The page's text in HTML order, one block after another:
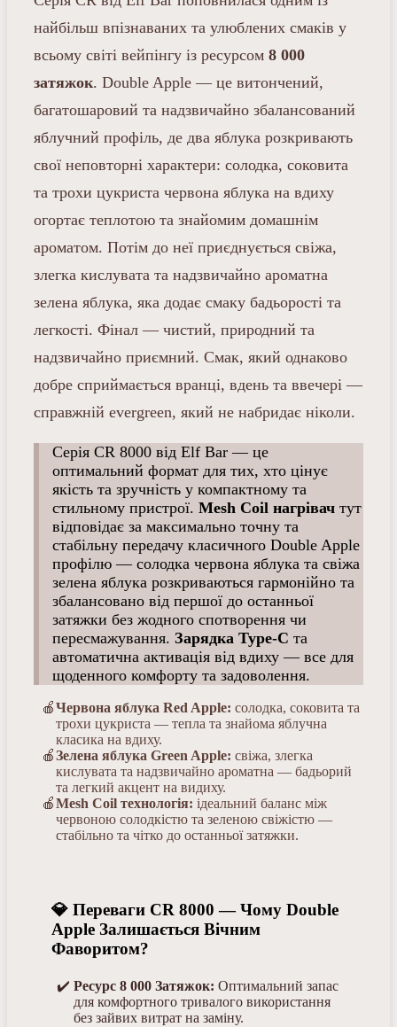
найбільш впізнаваних та улюблених смаків у
всьому світі вейпінгу із ресурсом 8 000
затяжок. Double Apple — це витончений,
багатошаровий та надзвичайно збалансований
яблучний профіль, де два яблука розкривають
свої неповторні характери: солодка, соковита
та трохи цукриста червона яблука на вдиху
огортає теплотою та знайомим домашнім
ароматом. Потім до неї приєднується свіжа,
злегка кислувата та надзвичайно ароматна
зелена яблука, яка додає смаку бадьорості та
легкості. Фінал — чистий, природний та
надзвичайно приємний. Смак, який однаково
добре сприймається вранці, вдень та ввечері —
справжній evergreen, який не набридає ніколи.
Серія CR 8000 від Elf Bar — це
оптимальний формат для тих, хто цінує
якість та зручність у компактному та
стильному пристрої. Mesh Coil нагрівач тут
відповідає за максимально точну та
стабільну передачу класичного Double Apple
профілю — солодка червона яблука та свіжа
зелена яблука розкриваються гармонійно та
збалансовано від першої до останньої
затяжки без жодного спотворення чи
пересмажування. Зарядка Type-C та
автоматична активація від вдиху — все для
щоденного комфорту та задоволення.
Червона яблука Red Apple: солодка, соковита та
трохи цукриста — тепла та знайома яблучна
класика на вдиху.
Зелена яблука Green Apple: свіжа, злегка
кислувата та надзвичайно ароматна — бадьорий
та легкий акцент на видиху.
Mesh Coil технологія: ідеальний баланс між
червоною солодкістю та зеленою свіжістю —
стабільно та чітко до останньої затяжки.
💎 Переваги CR 8000 — Чому Double
Apple Залишається Вічним
Фаворитом?
Ресурс 8 000 Затяжок: Оптимальний запас
для комфортного тривалого використання
без зайвих витрат на заміну.